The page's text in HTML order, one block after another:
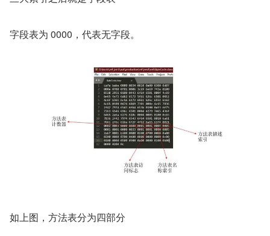
字段表为 0000，代表无字段。
如上图，方法表分为四部分